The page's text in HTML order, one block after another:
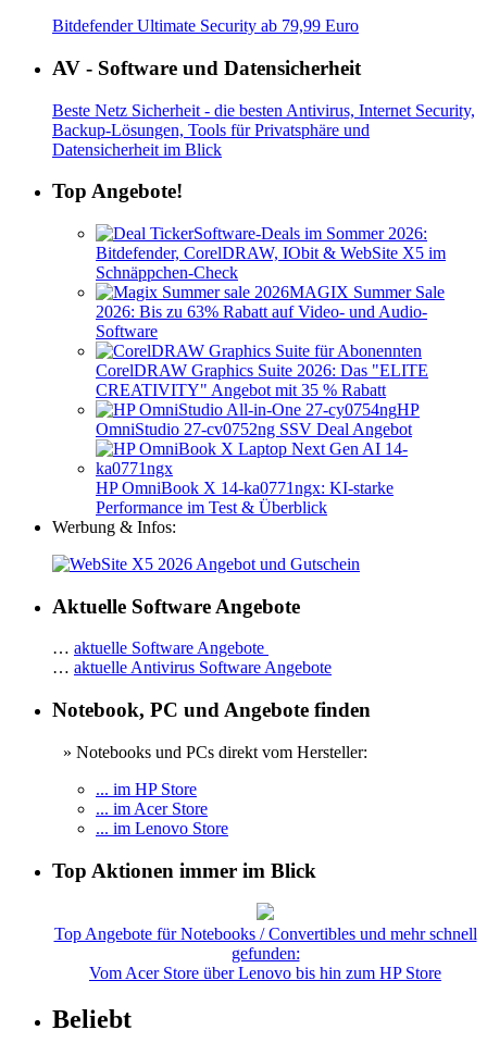
Bitdefender Ultimate Security ab 79,99 Euro
AV - Software und Datensicherheit
Beste Netz Sicherheit - die besten Antivirus, Internet Security,
Backup-Lösungen, Tools für Privatsphäre und
Datensicherheit im Blick
Top Angebote!
Software-Deals im Sommer 2026:
Bitdefender, CorelDRAW, IObit & WebSite X5 im
Schnäppchen-Check
MAGIX Summer Sale
2026: Bis zu 63% Rabatt auf Video- und Audio-
Software
CorelDRAW Graphics Suite 2026: Das "ELITE
CREATIVITY" Angebot mit 35 % Rabatt
HP
OmniStudio 27-cv0752ng SSV Deal Angebot
HP OmniBook X 14-ka0771ngx: KI-starke
Performance im Test & Überblick
Werbung & Infos:
Aktuelle Software Angebote
… aktuelle Software Angebote
… aktuelle Antivirus Software Angebote
Notebook, PC und Angebote finden
» Notebooks und PCs direkt vom Hersteller:
... im HP Store
... im Acer Store
... im Lenovo Store
Top Aktionen immer im Blick
Top Angebote für Notebooks / Convertibles und mehr schnell
gefunden:
Vom Acer Store über Lenovo bis hin zum HP Store
Beliebt